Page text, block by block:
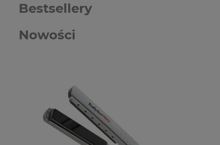
Nowości
Bestsellery